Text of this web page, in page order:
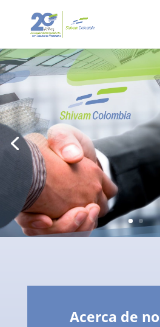
Acerca de